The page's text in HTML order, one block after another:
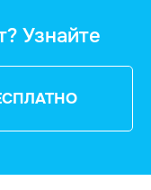
Узнайте